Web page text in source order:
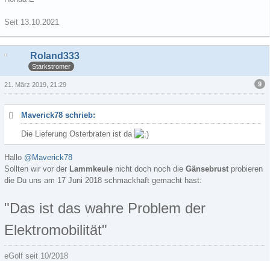
Seit 13.10.2021
Roland333
Starkstromer
9
21. März 2019, 21:29
Maverick78 schrieb:
Die Lieferung Osterbraten ist da
Hallo @Maverick78
Sollten wir vor der Lammkeule nicht doch noch die Gänsebrust probieren
die Du uns am 17 Juni 2018 schmackhaft gemacht hast:
"Das ist das wahre Problem der
Elektromobilität"
eGolf seit 10/2018